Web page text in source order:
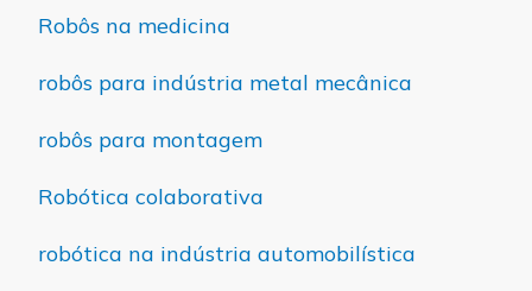
Robôs na medicina
robôs para indústria metal mecânica
robôs para montagem
Robótica colaborativa
robótica na indústria automobilística